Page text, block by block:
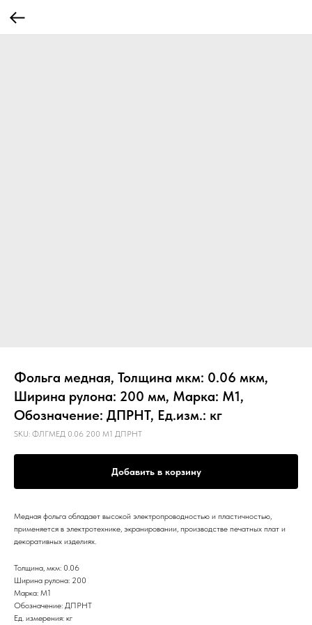
Фольга медная, Толщина мкм: 0.06 мкм,
Ширина рулона: 200 мм, Марка: М1,
Обозначение: ДПРНТ, Ед.изм.: кг
SKU: ФЛГМЕД 0.06 200 М1 ДПРНТ
Добавить в корзину
Медная фольга обладает высокой электропроводностью и пластичностью,
применяется в электротехнике, экранировании, производстве печатных плат и
декоративных изделиях.
Толщина, мкм: 0.06
Ширина рулона: 200
Марка: М1
Обозначение: ДПРНТ
Ед. измерения: кг